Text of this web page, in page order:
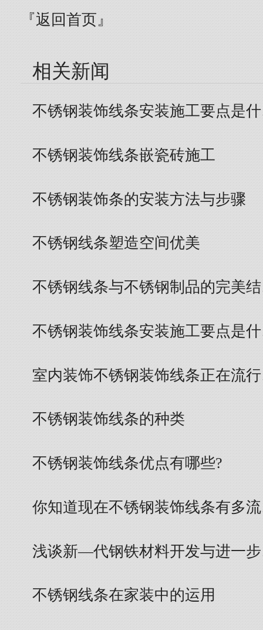
『返回首页』
相关新闻
不锈钢装饰线条安装施工要点是
不锈钢装饰线条嵌瓷砖施工
不锈钢装饰条的安装方法与步骤
不锈钢线条塑造空间优美
不锈钢线条与不锈钢制品的完美
不锈钢装饰线条安装施工要点是
室内装饰不锈钢装饰线条正在流
不锈钢装饰线条的种类
不锈钢装饰线条优点有哪些?
你知道现在不锈钢装饰线条有多
浅谈新—代钢铁材料开发与进一
不锈钢线条在家装中的运用